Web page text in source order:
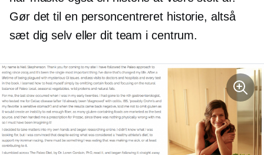
Gør det til en personcentreret historie, altså
sæt dig selv eller dit team i centrum.